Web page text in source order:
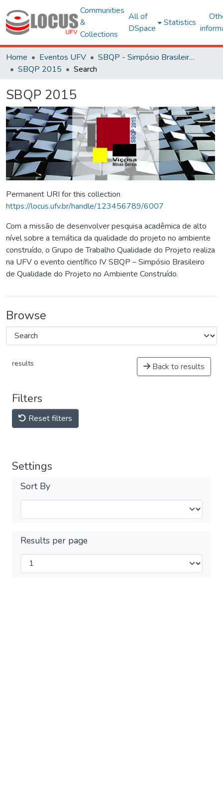
Communities
&
Collections
All of
DSpace
Statistics
Home Eventos UFV
SBQP - Simpósio Brasileiro de Qualidade do Projeto no Ambiente Construído
SBQP 2015
Search
SBQP 2015
Permanent URI for this collection
https://locus.ufv.br/handle/123456789/6007
Com a missão de desenvolver pesquisa acadêmica de alto
nível sobre a temática da qualidade do projeto no ambiente
construído, o Grupo de Trabalho Qualidade do Projeto realiza
na UFV o evento científico IV SBQP – Simpósio Brasileiro
de Qualidade do Projeto no Ambiente Construído.
Browse
results Back to results
Filters
Reset filters
Settings
Sort By
Results per page